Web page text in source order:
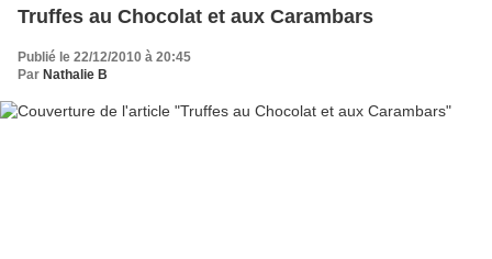
Truffes au Chocolat et aux Carambars
Publié le 22/12/2010 à 20:45
Par Nathalie B